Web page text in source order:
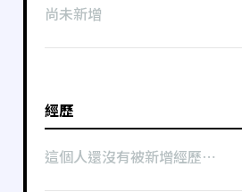
尚未新增
經歷
這個人還沒有被新增經歷⋯